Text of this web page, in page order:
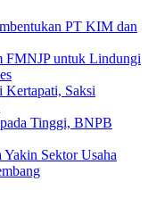
PT KIM dan
FMNJP untuk Lindungi
Kertapati, Saksi
Tinggi, BNPB
Sektor Usaha